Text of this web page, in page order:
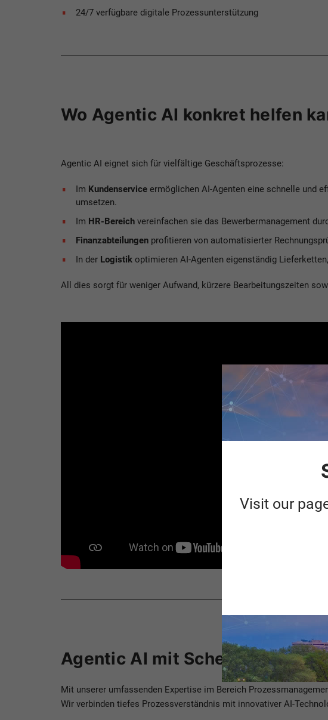
24/7 verfügbare digitale Prozessunterstützung
Wo Agentic AI konkret helfen
Agentic AI eignet sich für vielfältige Geschäftsprozesse:
Im Kundenservice ermöglichen AI-Agenten eine schnelle und
umsetzen.
Im HR-Bereich vereinfachen sie das Bewerbermanagement
Finanzabteilungen profitieren von automatisierter
In der Logistik optimieren AI-Agenten eigenständig
All dies sorgt für weniger Aufwand, kürzere Bearbeitungszeiten
Agentic AI mit Scheer IDS
Mit unserer umfassenden Expertise im Bereich
Wir verbinden tiefes Prozessverständnis mit innovativer AI-
Visit our